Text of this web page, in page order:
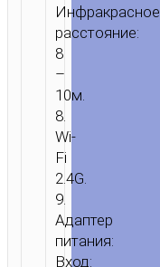
/ КАМЕРЫ / HD
ПОМЕЩЕНИЙ
Инфракрасное
расстояние:
8
–
10м.
8.
Wi-
Fi
2.4G.
9.
Адаптер
питания:
Вход: